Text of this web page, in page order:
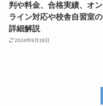
判や料金、合格実績、オン
ライン対応や校舎自習室の
詳細解説
2024年9月18日